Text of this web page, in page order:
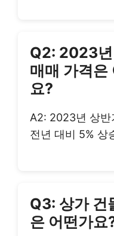
Q2: 2023년
매매 가격은
요?
A2: 2023년 상반
전년 대비 5% 상
Q3: 상가 건
은 어떤가요